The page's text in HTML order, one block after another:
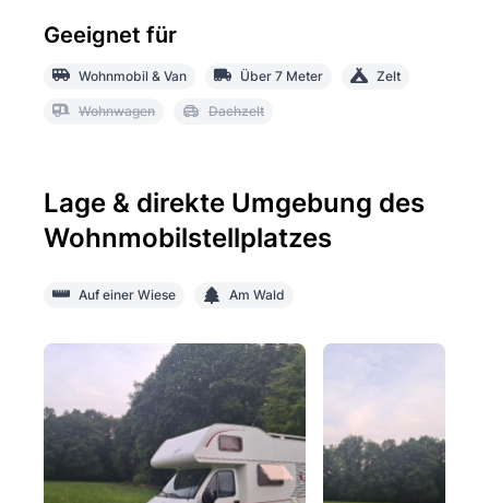
Geeignet für
Wohnmobil & Van Über 7 Meter Zelt
Wohnwagen Dachzelt
Lage & direkte Umgebung des
Wohnmobilstellplatzes
Auf einer Wiese Am Wald